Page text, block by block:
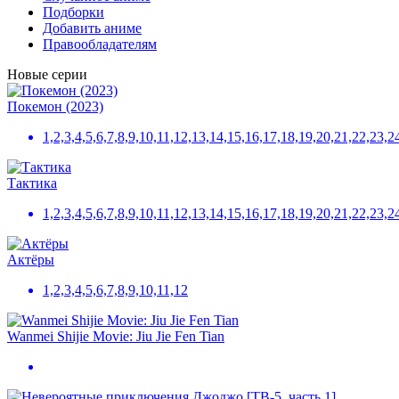
Подборки
Добавить аниме
Правообладателям
Новые серии
Покемон (2023)
Тактика
Актёры
1,2,3,4,5,6,7,8,9,10,11,12
Wanmei Shijie Movie: Jiu Jie Fen Tian